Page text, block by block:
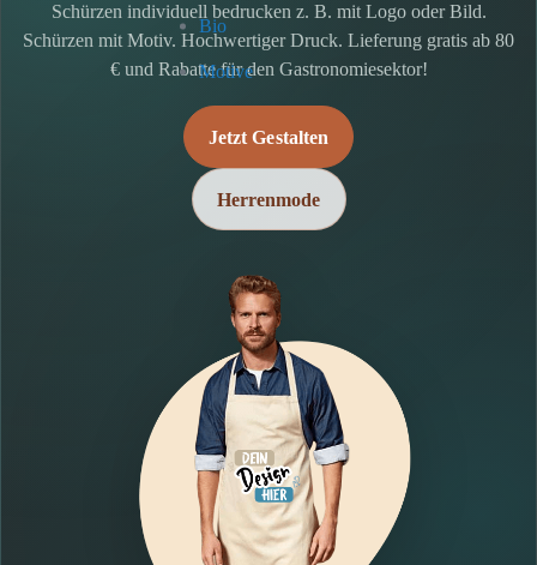
Bio
Motive
Schürzen individuell bedrucken z. B. mit Logo oder Bild.
Schürzen mit Motiv. Hochwertiger Druck. Lieferung gratis ab 80
€ und Rabatte für den Gastronomiesektor!
Jetzt Gestalten
Herrenmode